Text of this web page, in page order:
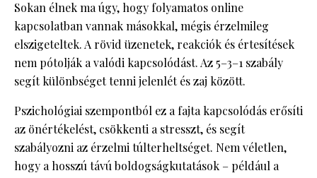
Sokan élnek ma úgy, hogy folyamatos online
kapcsolatban vannak másokkal, mégis érzelmileg
elszigeteltek. A rövid üzenetek, reakciók és értesítések
nem pótolják a valódi kapcsolódást. Az 5–3–1 szabály
segít különbséget tenni jelenlét és zaj között.
Pszichológiai szempontból ez a fajta kapcsolódás erősíti
az önértékelést, csökkenti a stresszt, és segít
szabályozni az érzelmi túlterheltséget. Nem véletlen,
hogy a hosszú távú boldogságkutatások – például a